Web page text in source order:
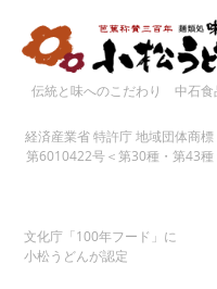
伝統と味へのこだわり 中石食
経済産業省 特許庁 地域団体商標
第6010422号＜第30種・第43種
​文化庁「100年フード」に
​小松うどんが認定